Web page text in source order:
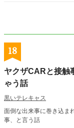
18
ヤクザCARと接触
ゃう話
黒いテレキャス
面倒な出来事に巻き込ま
事、と言う話